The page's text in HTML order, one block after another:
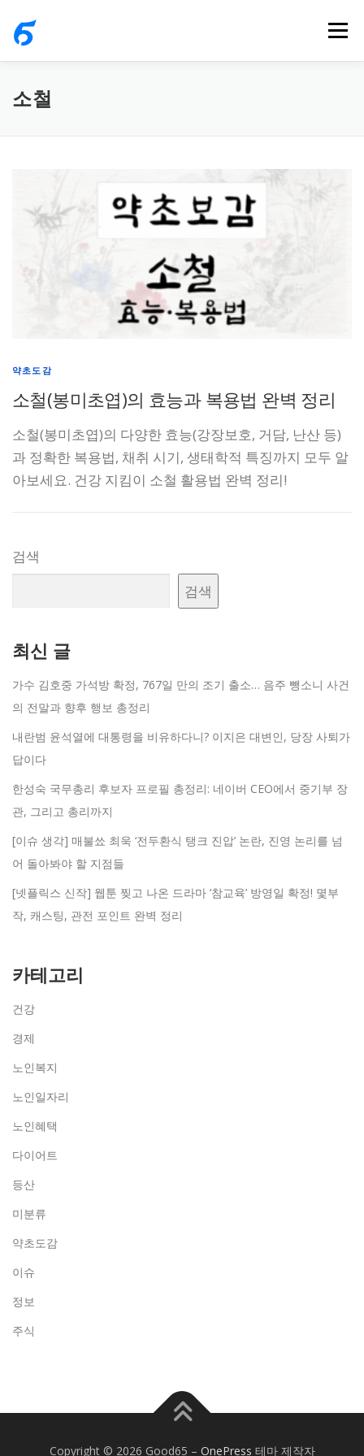
메뉴
소철
약초도감
소철(봉미초엽)의 효능과 복용법 완벽 정리
소철(봉미초엽)의 다양한 효능(강장보호, 거담, 난산 등)
과 정확한 복용법, 채취 시기, 생태학적 특징까지 모두 알
아보세요. 건강 지킴이 소철 활용법 완벽 정리!
검색
검색
최신 글
가수 김호중 가석방 확정, 767일 만의 조기 출소… 음주 뺑소니 사건
의 전말과 향후 행보 총정리
내란범 윤석열에 대통령을 비유하다니? 이지은 대변인, 당장 사퇴가
답이다
한성숙 국무총리 후보자 프로필 총정리: 네이버 CEO에서 중기부 장
관, 그리고 총리까지
[이슈 생각] 매불쑈 최욱 ‘전두환식 탱크 진압’ 논란, 진영 논리를 넘
어 돌아봐야 할 지점들
[넷플릭스 신작] 웹툰 찢고 나온 드라마 ‘참교육’ 방영일 확정! 몇부
작, 캐스팅, 관전 포인트 완벽 정리
카테고리
건강
경제
노인복지
노인일자리
노인혜택
다이어트
등산
미분류
약초도감
이슈
정보
주식
Copyright © 2026 Good65 – OnePress 테마 제작자